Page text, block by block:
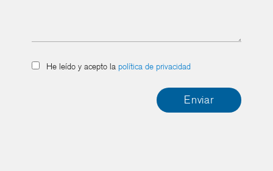
He leído y acepto la política de privacidad